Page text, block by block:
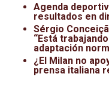
Agenda
resultados en
Sérgio
“Está
adaptación
¿El Milan no
prensa italiana